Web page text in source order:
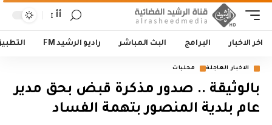
أأ
اخر الاخبار البرامج البث المباشر راديو الرشيد FM
الاخبار العاجلة محليات
بالوثيقة .. صدور مذكرة قبض بحق مدير
عام بلدية المنصور بتهمة الفساد